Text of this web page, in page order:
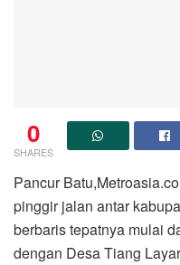
0
SHARES
Pancur
pinggir jalan antar
berbaris tepatnya mulai
dengan Desa Tiang